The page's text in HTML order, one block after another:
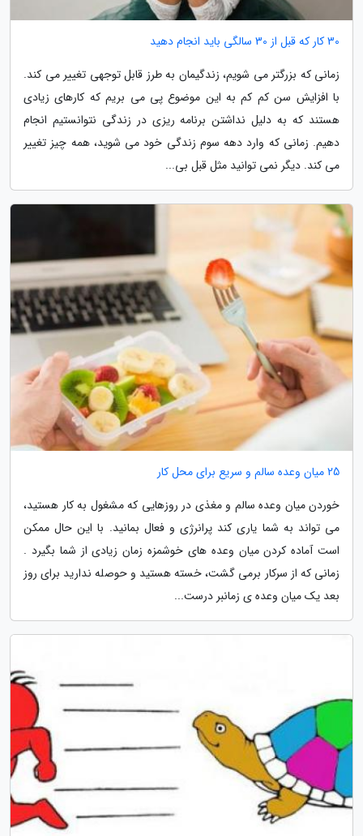
30 کار که قبل از 30 سالگی باید انجام دهید
زمانی که بزرگتر می شویم، زندگیمان به طرز قابل توجهی تغییر می کند.
با افزایش سن کم کم به این موضوع پی می بریم که کارهای زیادی
هستند که به دلیل نداشتن برنامه ریزی در زندگی نتوانستیم انجام
دهیم. زمانی که وارد دهه سوم زندگی خود می شوید، همه چیز تغییر
می کند. دیگر نمی توانید مثل قبل بی...
25 میان وعده سالم و سریع برای محل کار
خوردن میان وعده سالم و مغذی در روزهایی که مشغول به کار هستید،
می تواند به شما یاری کند پرانرژی و فعال بمانید. با این حال ممکن
است آماده کردن میان وعده های خوشمزه زمان زیادی از شما بگیرد .
زمانی که از سرکار برمی گشت، خسته هستید و حوصله ندارید برای روز
بعد یک میان وعده ی زمانبر درست...